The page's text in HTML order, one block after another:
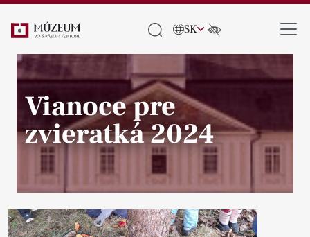
SK
Pause
Vianoce pre
zvieratká 2024